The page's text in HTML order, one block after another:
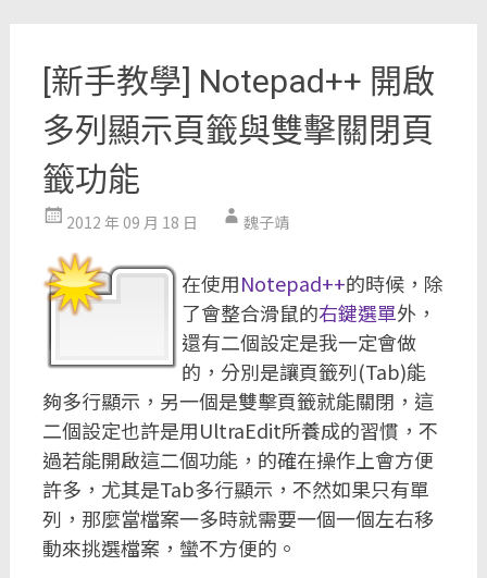
[新手教學] Notepad++ 開啟
多列顯示頁籤與雙擊關閉頁
籤功能
2012 年 09 月 18 日 魏子靖
在使用Notepad++的時候，除
了會整合滑鼠的右鍵選單外，
還有二個設定是我一定會做
的，分別是讓頁籤列(Tab)能
夠多行顯示，另一個是雙擊頁籤就能關閉，這
二個設定也許是用UltraEdit所養成的習慣，不
過若能開啟這二個功能，的確在操作上會方便
許多，尤其是Tab多行顯示，不然如果只有單
列，那麼當檔案一多時就需要一個一個左右移
動來挑選檔案，蠻不方便的。